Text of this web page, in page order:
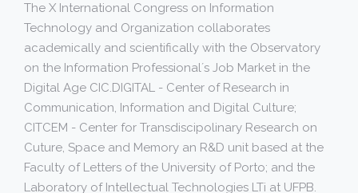
The X International Congress on Information
Technology and Organization collaborates
academically and scientifically with the Observatory
on the Information Professional´s Job Market in the
Digital Age CIC.DIGITAL - Center of Research in
Communication, Information and Digital Culture;
CITCEM - Center for Transdiscipolinary Research on
Cuture, Space and Memory an R&D unit based at the
Faculty of Letters of the University of Porto; and the
Laboratory of Intellectual Technologies LTi at UFPB.